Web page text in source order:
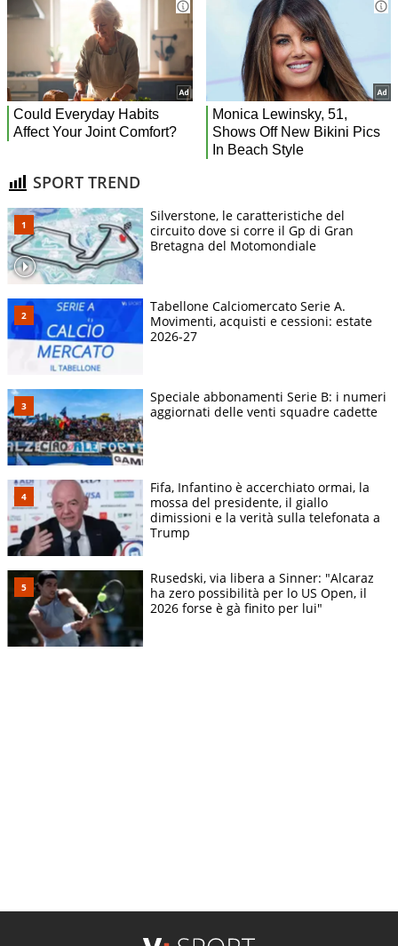
SPORT TREND
Silverstone, le caratteristiche del
circuito dove si corre il Gp di Gran
Bretagna del Motomondiale
Tabellone Calciomercato Serie A.
Movimenti, acquisti e cessioni: estate
2026-27
Speciale abbonamenti Serie B: i numeri
aggiornati delle venti squadre cadette
Fifa, Infantino è accerchiato ormai, la
mossa del presidente, il giallo
dimissioni e la verità sulla telefonata a
Trump
Rusedski, via libera a Sinner: "Alcaraz
ha zero possibilità per lo US Open, il
2026 forse è gà finito per lui"